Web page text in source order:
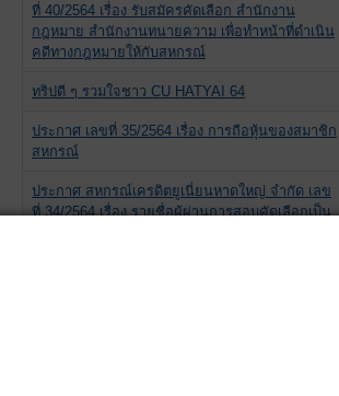
ที่ 40/2564 เรื่อง รับสมัครคัดเลือก สำนักงาน
กฎหมาย สำนักงานทนายความ เพื่อทำหน้าที่ดำเนิน
คดีทางกฎหมายให้กับสหกรณ์
ทริปดี ๆ รวมใจชาว CU HATYAI 64
ประกาศ เลขที่ 35/2564 เรื่อง การถือหุ้นของสมาชิก
สหกรณ์
ประกาศ สหกรณ์เครดิตยูเนี่ยนหาดใหญ่ จำกัด เลข
ที่ 34/2564 เรื่อง รายชื่อผู้ผ่านการสอบคัดเลือกเป็น